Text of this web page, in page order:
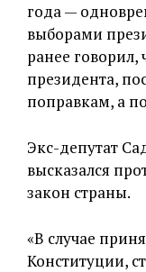
года —
выборами
ранее говорил,
президента,
поправкам, а
Экс-депутат
высказался
закон страны.
«В случае
Конституции,